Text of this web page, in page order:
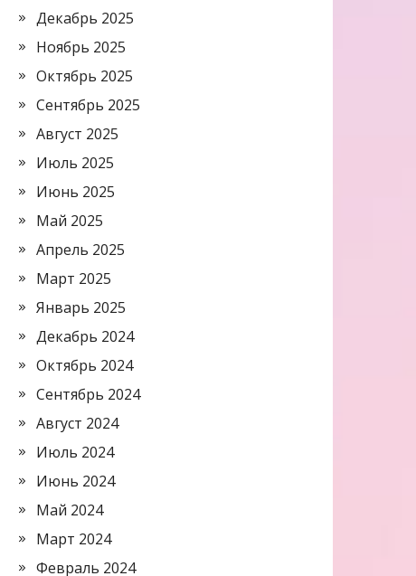
Декабрь 2025
Ноябрь 2025
Октябрь 2025
Сентябрь 2025
Август 2025
Июль 2025
Июнь 2025
Май 2025
Апрель 2025
Март 2025
Январь 2025
Декабрь 2024
Октябрь 2024
Сентябрь 2024
Август 2024
Июль 2024
Июнь 2024
Май 2024
Март 2024
Февраль 2024